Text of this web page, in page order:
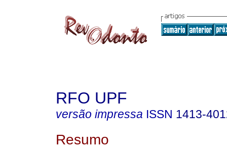
RFO UPF
versão impressa ISSN 1413-
Resumo